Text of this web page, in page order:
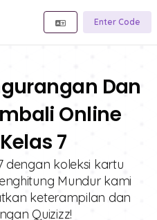
Enter Code
Dan
Online
7
dengan koleksi kartu
Mundur kami
keterampilan dan
Quizizz!